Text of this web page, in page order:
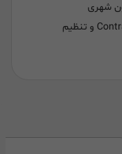
شهری
دارای قابلیت کنترل Contrast,Brightness, Color و تنظیم